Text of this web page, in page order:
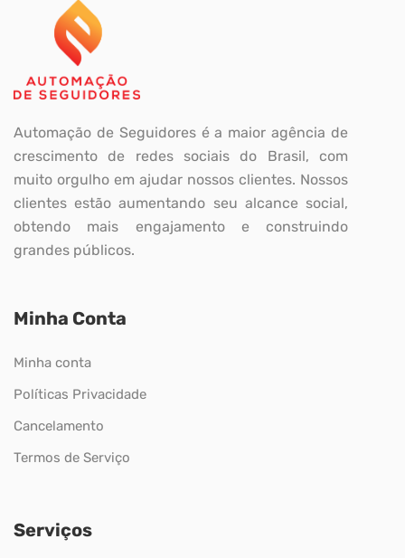
Automação de Seguidores é a maior agência de
crescimento de redes sociais do Brasil, com
muito orgulho em ajudar nossos clientes. Nossos
clientes estão aumentando seu alcance social,
obtendo mais engajamento e construindo
grandes públicos.
Minha Conta
Minha conta
Políticas Privacidade
Cancelamento
Termos de Serviço
Serviços